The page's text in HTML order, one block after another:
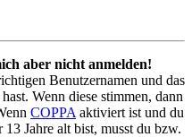
aber nicht anmelden!
Benutzernamen und das
Wenn diese stimmen, dann
COPPA aktiviert ist und du
13 Jahre alt bist, musst du bzw.